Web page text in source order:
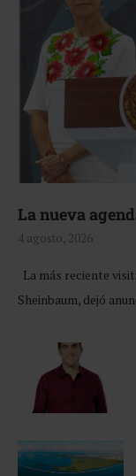
La nueva
4 agosto, 2026
La más reciente
Sheinbaum, dejó